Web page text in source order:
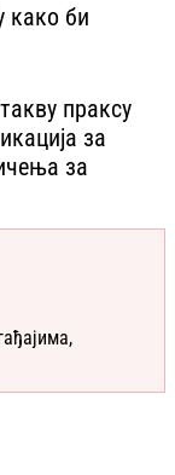
како би
праксу
за
за